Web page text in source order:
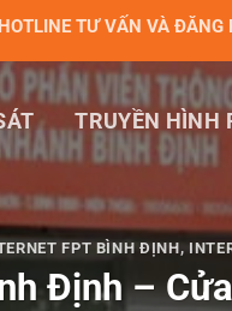
HOTLINE TƯ VẤN VÀ ĐĂNG
TRUYỀN HÌNH
FPT BÌNH ĐỊNH,
Định –